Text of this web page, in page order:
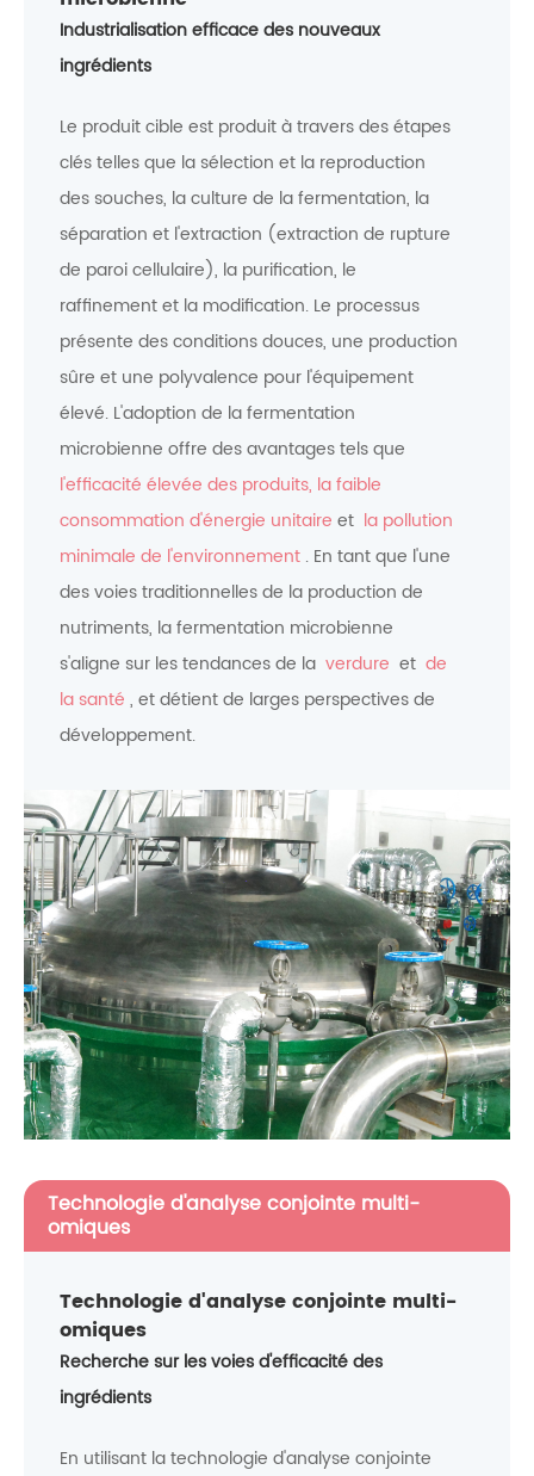
Industrialisation efficace des nouveaux
ingrédients
Le produit cible est produit à travers des étapes
clés telles que la sélection et la reproduction
des souches, la culture de la fermentation, la
séparation et l'extraction (extraction de rupture
de paroi cellulaire), la purification, le
raffinement et la modification. Le processus
présente des conditions douces, une production
sûre et une polyvalence pour l'équipement
élevé. L'adoption de la fermentation
microbienne offre des avantages tels que
l'efficacité élevée des produits, la faible
consommation d'énergie unitaire et la pollution
minimale de l'environnement . En tant que l'une
des voies traditionnelles de la production de
nutriments, la fermentation microbienne
s'aligne sur les tendances de la verdure et de
la santé , et détient de larges perspectives de
développement.
Technologie d'analyse conjointe multi-
omiques
Technologie d'analyse conjointe multi-
omiques
Recherche sur les voies d'efficacité des
ingrédients
En utilisant la technologie d'analyse conjointe